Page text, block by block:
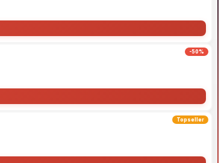
-50%
Topseller